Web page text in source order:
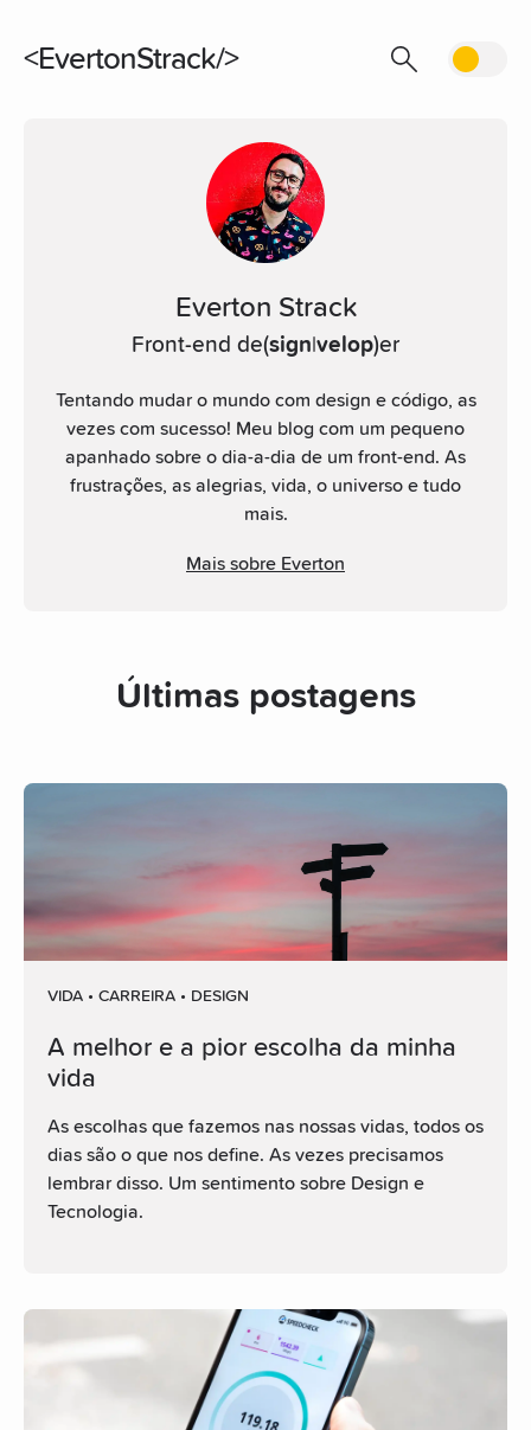
EvertonStrack
Everton Strack
Front-end de(sign velop)er
Tentando mudar o mundo com design e código, as
vezes com sucesso! Meu blog com um pequeno
apanhado sobre o dia-a-dia de um front-end. As
frustrações, as alegrias, vida, o universo e tudo
mais.
Mais sobre Everton
Últimas postagens
VIDA • CARREIRA • DESIGN
A melhor e a pior escolha da minha
vida
As escolhas que fazemos nas nossas vidas, todos os
dias são o que nos define. As vezes precisamos
lembrar disso. Um sentimento sobre Design e
Tecnologia.